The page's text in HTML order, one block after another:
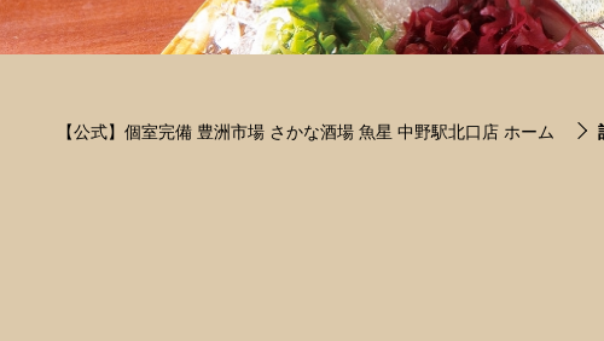
【公式】個室完備 豊洲市場 さかな酒場 魚星 中野駅北口店 ホーム